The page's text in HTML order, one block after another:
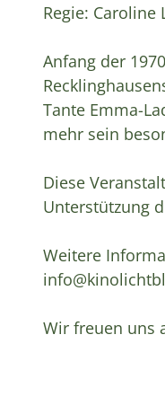
Regie: Caroline
Anfang der
Tante Emma-
mehr sein
Diese
Unterstützung
Weitere
Wir freuen uns